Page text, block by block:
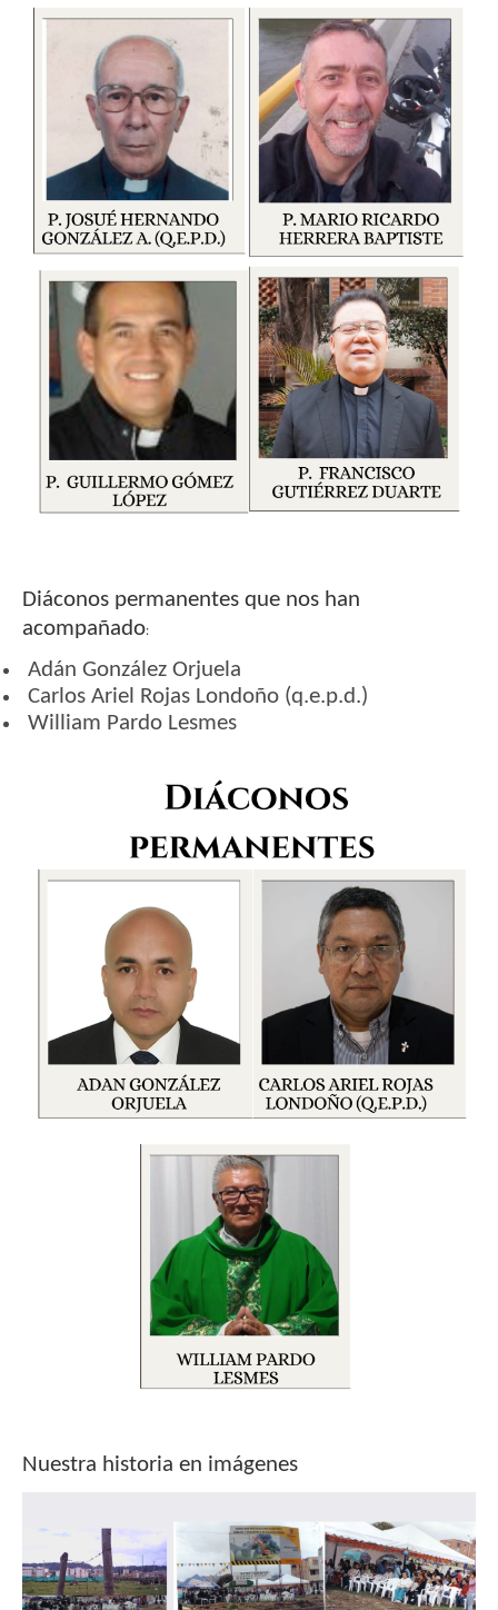
Diáconos permanentes que nos han
acompañado:
Adán González Orjuela
Carlos Ariel Rojas Londoño (q.e.p.d.)
William Pardo Lesmes
Nuestra historia en imágenes